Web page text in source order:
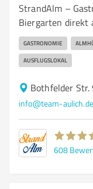
StrandAlm –
Biergarten direkt
GASTRONOMIE
AUSFLUGSLOKAL
Bothfelder Str.
info@team-aulich.de
608